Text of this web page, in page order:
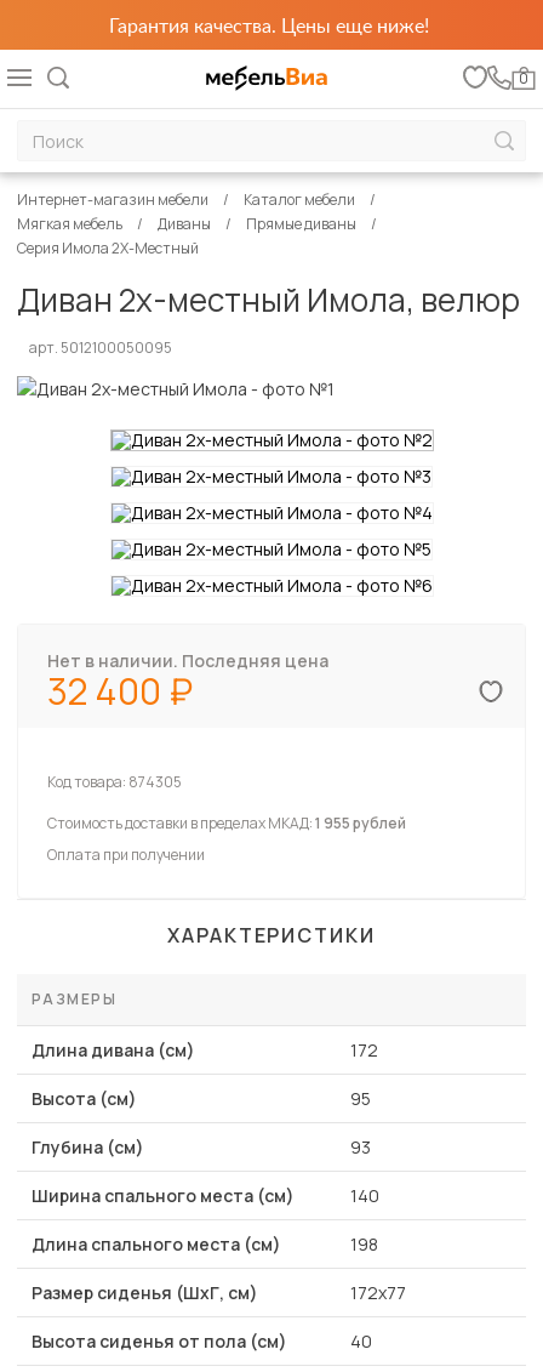
Гарантия качества. Цены еще ниже!
0
Интернет-магазин мебели
Каталог мебели
Мягкая мебель
Диваны
Прямые диваны
Серия Имола 2Х-Местный
Диван 2х-местный Имола, велюр
арт. 5012100050095
Нет в наличии. Последняя цена
32 400
Код товара: 874305
Стоимость доставки в пределах МКАД:1 955 рублей
Оплата при получении
ХАРАКТЕРИСТИКИ
РАЗМЕРЫ
Длина дивана (см) 172
Высота (см) 95
Глубина (см) 93
Ширина спального места (см) 140
Длина спального места (см) 198
Размер сиденья (ШхГ, см) 172x77
Высота сиденья от пола (см) 40